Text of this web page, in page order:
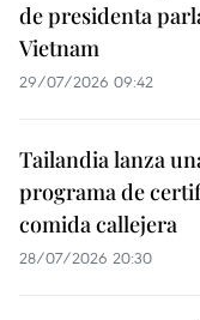
de presidenta
Vietnam
29/07/2026 09:42
Tailandia lanza
programa de
comida callejera
28/07/2026 20:30